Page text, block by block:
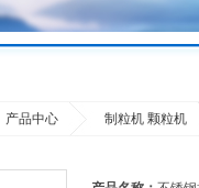
产品中心 制粒机 颗粒机